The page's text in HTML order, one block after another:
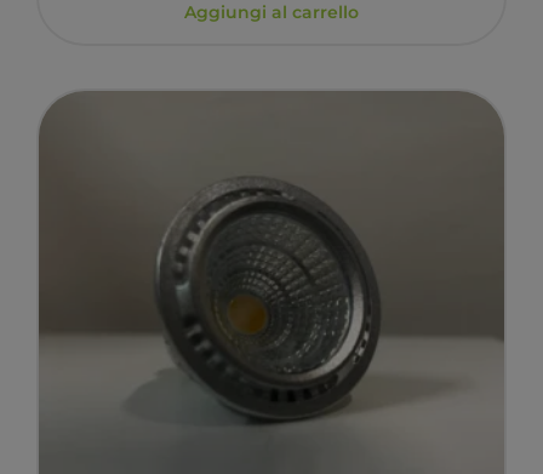
Aggiungi al carrello